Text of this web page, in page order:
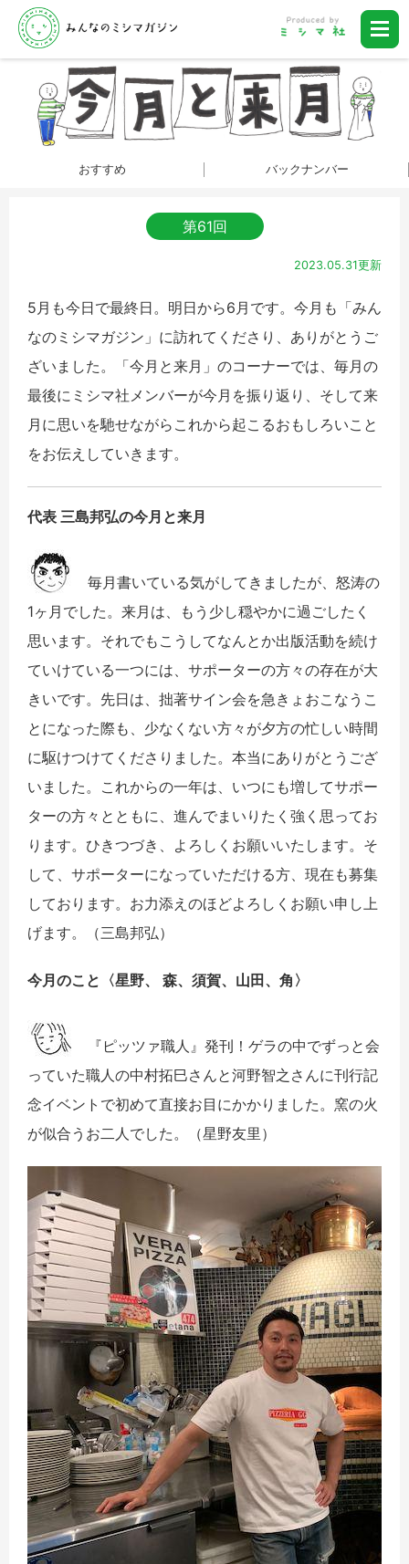
おすすめ バックナンバー
第61回
2023.05.31更新
5月も今日で最終日。明日から6月です。今月も「みん
なのミシマガジン」に訪れてくださり、ありがとうご
ざいました。「今月と来月」のコーナーでは、毎月の
最後にミシマ社メンバーが今月を振り返り、そして来
月に思いを馳せながらこれから起こるおもしろいこと
をお伝えしていきます。
代表 三島邦弘の今月と来月
毎月書いている気がしてきましたが、怒涛の
1ヶ月でした。来月は、もう少し穏やかに過ごしたく
思います。それでもこうしてなんとか出版活動を続け
ていけている一つには、サポーターの方々の存在が大
きいです。先日は、拙著サイン会を急きょおこなうこ
とになった際も、少なくない方々が夕方の忙しい時間
に駆けつけてくださりました。本当にありがとうござ
いました。これからの一年は、いつにも増してサポー
ターの方々とともに、進んでまいりたく強く思ってお
ります。ひきつづき、よろしくお願いいたします。そ
して、サポーターになっていただける方、現在も募集
しております。お力添えのほどよろしくお願い申し上
げます。（三島邦弘）
今月のこと〈星野、 森、須賀、山田、角 〉
『ピッツァ職人』発刊！ゲラの中でずっと会
っていた職人の中村拓巳さんと河野智之さんに刊行記
念イベントで初めて直接お目にかかりました。窯の火
が似合うお二人でした。
（星野友里）